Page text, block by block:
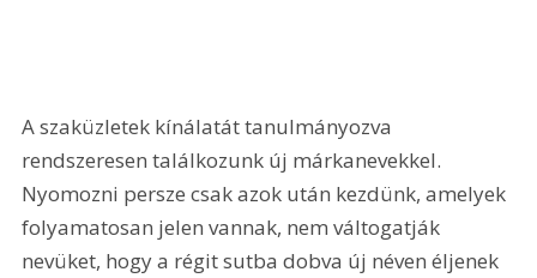
A szaküzletek kínálatát tanulmányozva
rendszeresen találkozunk új márkanevekkel.
Nyomozni persze csak azok után kezdünk, amelyek
folyamatosan jelen vannak, nem váltogatják
nevüket, hogy a régit sutba dobva új néven éljenek